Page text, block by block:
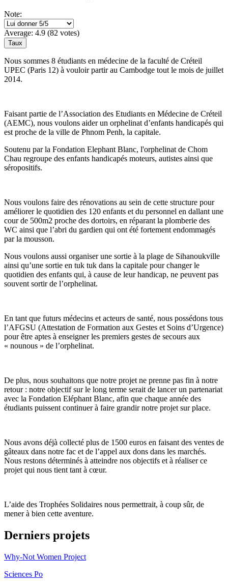
Note:
Average: 4.9 (82 votes)
Nous sommes 8 étudiants en médecine de la faculté de Créteil
UPEC (Paris 12) à vouloir partir au Cambodge tout le mois de juillet
2014.
Faisant partie de l’Association des Etudiants en Médecine de Créteil
(AEMC), nous voulons aider un orphelinat d’enfants handicapés qui
est proche de la ville de Phnom Penh, la capitale.
Soutenu par la Fondation Elephant Blanc, l'orphelinat de Chom
Chau regroupe des enfants handicapés moteurs, autistes ainsi que
séropositifs.
Nous voulons faire des rénovations au sein de cette structure pour
améliorer le quotidien des 120 enfants et du personnel en dallant une
cour de 500m2 proche des dortoirs, en réparant la plomberie des
WC ainsi que l’abri du gardien qui ont été fortement endommagés
par la mousson.
Nous voulons aussi organiser une sortie à la plage de Sihanoukville
ainsi qu’une sortie en tuk tuk dans la capitale pour changer le
quotidien des enfants qui, à cause de leur handicap, ne peuvent pas
souvent sortir de l’orphelinat.
En tant que futurs médecins et acteurs de santé, nous possédons tous
l’AFGSU (Attestation de Formation aux Gestes et Soins d’Urgence)
pour être aptes à enseigner les premiers gestes de secours aux
« nounous » de l’orphelinat.
De plus, nous souhaitons que notre projet ne prenne pas fin à notre
retour : notre objectif sur le long terme serait de lancer un partenariat
avec la Fondation Eléphant Blanc, afin que chaque année des
étudiants puissent continuer à faire grandir notre projet sur place.
Nous avons déjà collecté plus de 1500 euros en faisant des ventes de
gâteaux dans notre fac et de l’appel aux dons dans les marchés.
Nous restons déterminés à atteindre nos objectifs et à réaliser ce
projet qui nous tient tant à cœur.
L’aide des Trophées Solidaires nous permettrait, à coup sûr, de
mener à bien cette aventure.
Derniers projets
Why-Not Women Project
Sciences Po